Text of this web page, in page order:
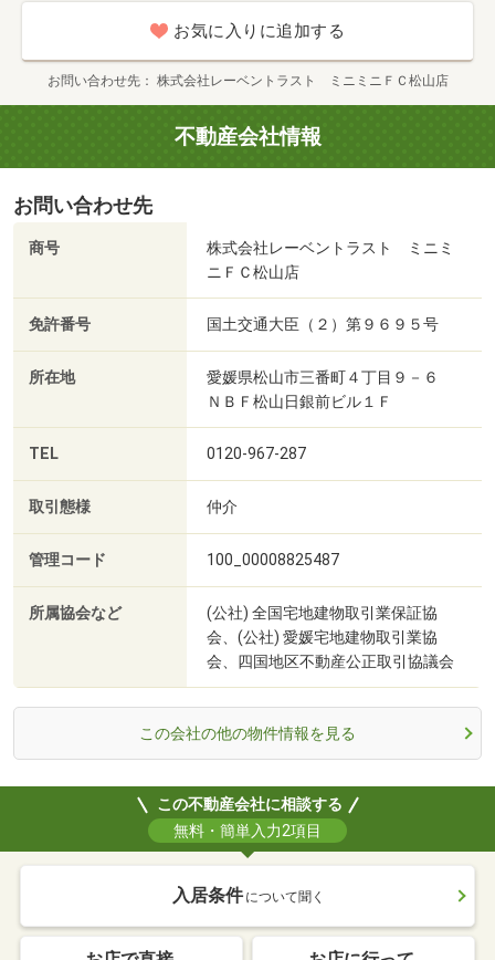
お気に入りに追加する
お問い合わせ先 株式会社レーベントラスト ミニミニＦＣ松山店
不動産会社情報
お問い合わせ先
商号
株式会社レーベントラスト ミニミ
ニＦＣ松山店
免許番号 国土交通大臣（２）第９６９５号
所在地
愛媛県松山市三番町４丁目９－６
ＮＢＦ松山日銀前ビル１Ｆ
TEL 0120-967-287
取引態様 仲介
管理コード 100_00008825487
所属協会など
(公社) 全国宅地建物取引業保証協
会、(公社) 愛媛宅地建物取引業協
会、四国地区不動産公正取引協議会
この会社の他の物件情報を見る
この不動産会社に相談する
無料・簡単入力2項目
入居条件 について聞く